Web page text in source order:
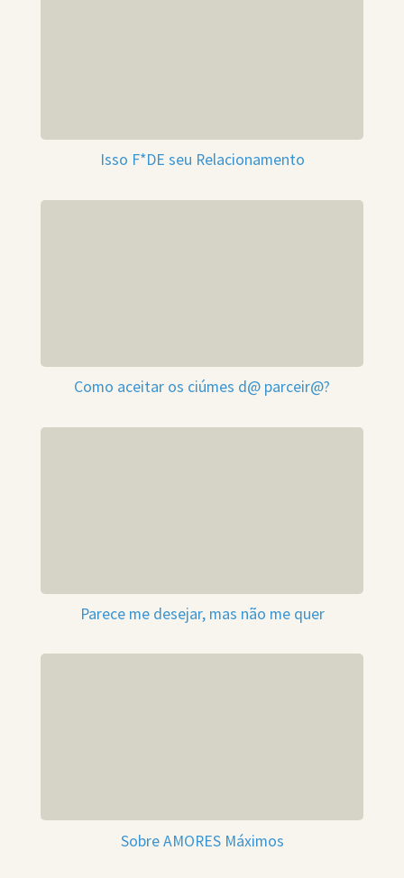
Isso F*DE seu Relacionamento
Como aceitar os ciúmes d@ parceir@?
Parece me desejar, mas não me quer
Sobre AMORES Máximos